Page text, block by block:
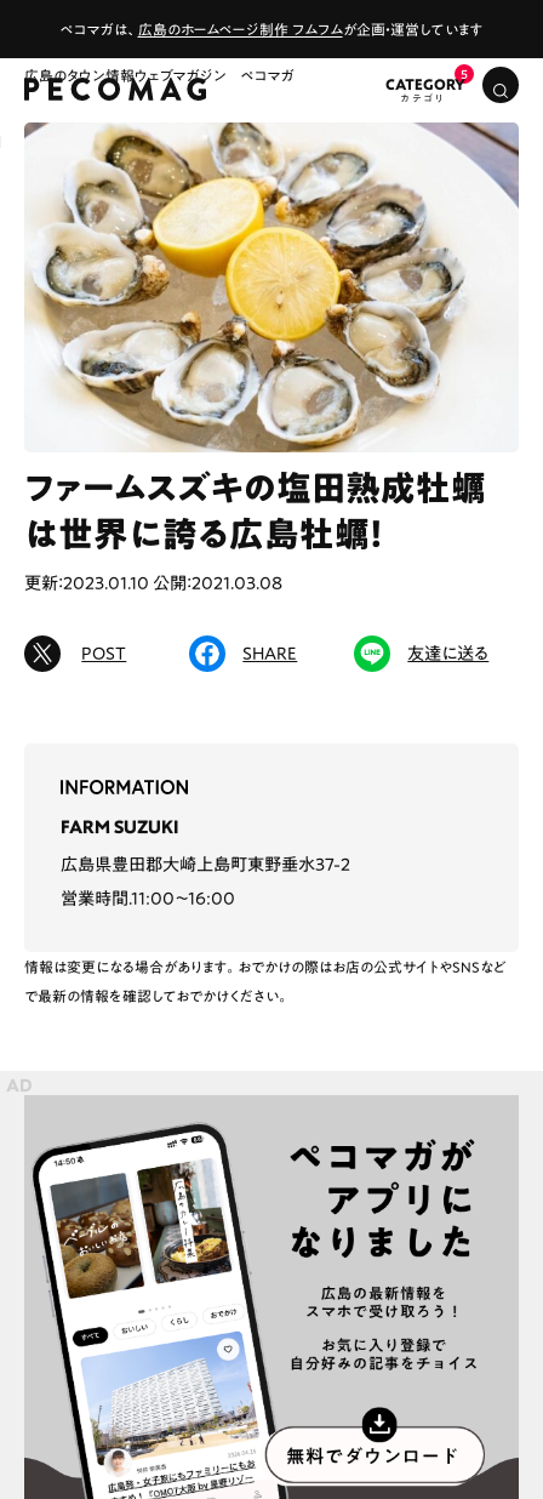
ペコマガは、 広島のホームページ制作 フムフムが企画・運営しています
広島のタウン情報ウェブマガジン ペコマガ
CATEGORY
# カフェ # ランチ # スイーツ
Special
Gourmet
Outing
スポット情報
プライバシーポリシー インフォマティブデータポリシー
お問合せ
ファームスズキの塩田熟成牡蠣
は世界に誇る広島牡蠣！
更新：2023.01.10 公開：2021.03.08
POST SHARE 友達に送る
FARM SUZUKI
広島県豊田郡大崎上島町東野垂水37-2
営業時間.11:00〜16:00
情報は変更になる場合があります。おでかけの際はお店の公式サイトやSNSなど
で最新の情報を確認しておでかけください。